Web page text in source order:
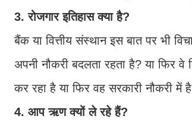
3. रोजगार इतिहास क्या है?
बैंक या वित्तीय संस्थान इस बात पर भी
अपनी नौकरी बदलता रहता है? या फिर
कर रहा है या फिर वह सरकारी नौकरी में
4. आप ऋण क्यों ले रहे हैं?